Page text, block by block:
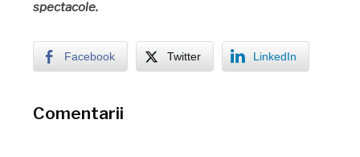
spectacole.
Facebook Twitter LinkedIn
Comentarii